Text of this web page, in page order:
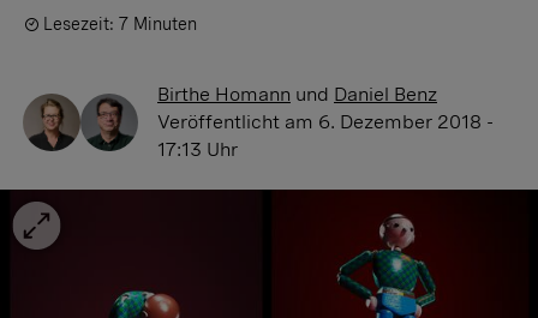
Lesezeit: 7 Minuten
Birthe Homann und Daniel Benz
Veröffentlicht am 6. Dezember 2018 -
17:13 Uhr